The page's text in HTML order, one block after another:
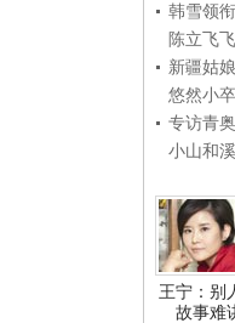
韩雪领
陈立飞
新疆姑
悠然小卒
专访青
小山和
王宁：别
故事难